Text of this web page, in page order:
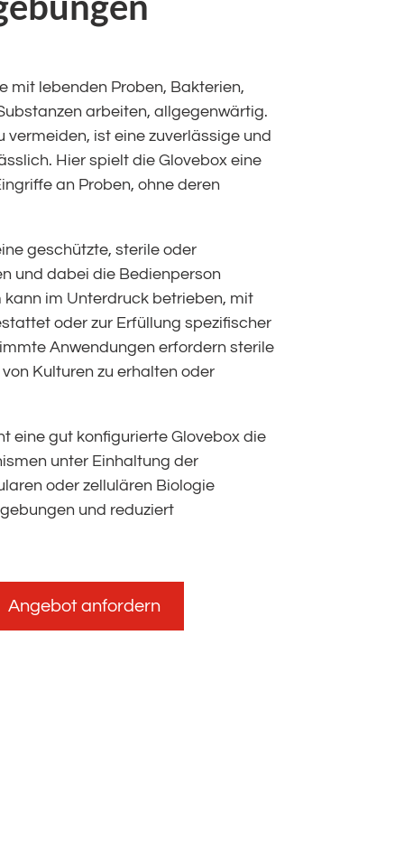
mit lebenden Proben, Bakterien,
arbeiten, allgegenwärtig.
ist eine zuverlässige und
Hier spielt die Glovebox eine
an Proben, ohne deren
geschützte, sterile oder
und dabei die Bedienperson
kann im Unterdruck betrieben, mit
oder zur Erfüllung spezifischer
Anwendungen erfordern sterile
Kulturen zu erhalten oder
eine gut konfigurierte Glovebox die
unter Einhaltung der
oder zellulären Biologie
und reduziert
Angebot anfordern